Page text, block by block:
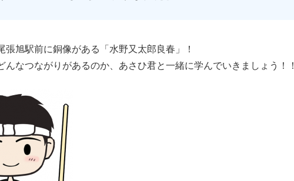
張旭駅前に銅像がある「水野又太郎良春」！
んなつながりがあるのか、あさひ君と一緒に学んでいきましょう！！